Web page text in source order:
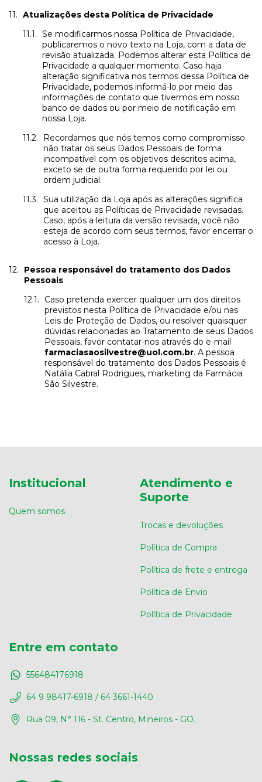
Atualizações desta Política de Privacidade
Se modificarmos nossa Política de Privacidade,
publicaremos o novo texto na Loja, com a data de
revisão atualizada. Podemos alterar esta Política de
Privacidade a qualquer momento. Caso haja
alteração significativa nos termos dessa Política de
Privacidade, podemos informá-lo por meio das
informações de contato que tivermos em nosso
banco de dados ou por meio de notificação em
nossa Loja.
Recordamos que nós temos como compromisso
não tratar os seus Dados Pessoais de forma
incompatível com os objetivos descritos acima,
exceto se de outra forma requerido por lei ou
ordem judicial.
Sua utilização da Loja após as alterações significa
que aceitou as Políticas de Privacidade revisadas.
Caso, após a leitura da versão revisada, você não
esteja de acordo com seus termos, favor encerrar o
acesso à Loja.
Pessoa responsável do tratamento dos Dados
Pessoais
Caso pretenda exercer qualquer um dos direitos
previstos nesta Política de Privacidade e/ou nas
Leis de Proteção de Dados, ou resolver quaisquer
dúvidas relacionadas ao Tratamento de seus Dados
Pessoais, favor contatar-nos através do e-mail
farmaciasaosilvestre@uol.com.br. A pessoa
responsável do tratamento dos Dados Pessoais é
Natália Cabral Rodrigues, marketing da Farmácia
São Silvestre.
Institucional
Quem somos
Atendimento e
Suporte
Trocas e devoluções
Política de Compra
Política de frete e entrega
Política de Envio
Política de Privacidade
Entre em contato
556484176918
64 9 98417-6918 / 64 3661-1440
Rua 09, N° 116 - St. Centro, Mineiros - GO.
Nossas redes sociais